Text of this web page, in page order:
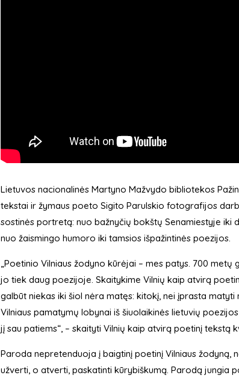
Lietuvos nacionalinės Martyno Mažvydo bibliotekos
tekstai ir žymaus poeto Sigito Parulskio fotografijos
sostinės portretą: nuo bažnyčių bokštų Senamiestyje iki
nuo žaismingo humoro iki tamsios išpažintinės poezijos.
„Poetinio Vilniaus žodyno kūrėjai – mes patys. 700
jo tiek daug poezijoje. Skaitykime Vilnių kaip atvirą
galbūt niekas iki šiol nėra matęs: kitokį, nei įprasta
Vilniaus pamatymų lobynai iš šiuolaikinės lietuvių
jį sau patiems“, – skaityti Vilnių kaip atvirą poetinį tekstą
Paroda nepretenduoja į baigtinį poetinį Vilniaus žodyną,
užverti, o atverti, paskatinti kūrybiškumą. Parodą jungia